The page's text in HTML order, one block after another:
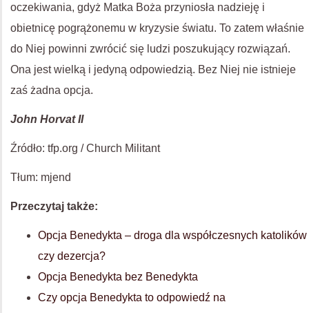
oczekiwania, gdyż Matka Boża przyniosła nadzieję i
obietnicę pogrążonemu w kryzysie światu. To zatem właśnie
do Niej powinni zwrócić się ludzi poszukujący rozwiązań.
Ona jest wielką i jedyną odpowiedzią. Bez Niej nie istnieje
zaś żadna opcja.
John Horvat II
Źródło: tfp.org / Church Militant
Tłum: mjend
Przeczytaj także:
Opcja Benedykta – droga dla współczesnych katolików
czy dezercja?
Opcja Benedykta bez Benedykta
Czy opcja Benedykta to odpowiedź na